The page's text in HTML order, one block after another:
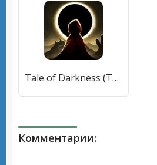
Tale of Darkness (Тейл оф Даркнесс) [МОД Много денег] APK Android
Комментарии: